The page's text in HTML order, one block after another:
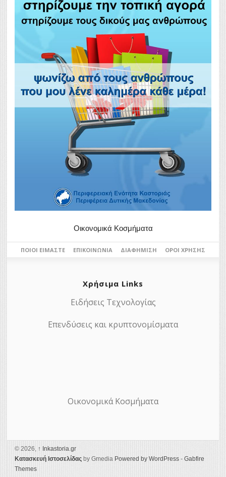
Οικονομικά Κοσμήματα
ΠΟΙΟΙ ΕΊΜΑΣΤΕ ΕΠΙΚΟΙΝΩΝΊΑ ΔΙΑΦΉΜΙΣΗ ΌΡΟΙ ΧΡΉΣΗΣ
Χρήσιμα Links
Ειδήσεις Τεχνολογίας
Επενδύσεις και κρυπτονομίσματα
Οικονομικά Κοσμήματα
© 2026, ↑ Ιnkastoria.gr
Κατασκευή Ιστοσελίδας by Gmedia Powered by WordPress - Gabfire
Themes